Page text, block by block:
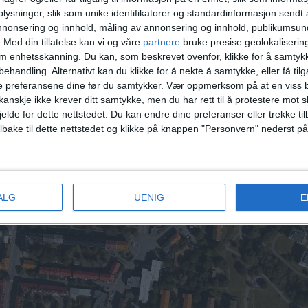
slik som unike identifikatorer og standardinformasjon sendt
og innhold, måling av annonsering og innhold,
Med din tillatelse kan vi og våre partnere bruke presise
enhetsskanning. Du kan, som beskrevet ovenfor, klikke for å
Alternativt kan du klikke for å nekte å samtykke, eller få
preferansene dine før du samtykker. Vær oppmerksom på at en viss
ikke krever ditt samtykke, men du har rett til å protestere mot
for dette nettstedet. Du kan endre dine preferanser eller trekke
til dette nettstedet og klikke på knappen "Personvern" nederst på
UENIG
i nærområdet?Du finner alle de siste salgene i
Brochmanns gate 4B, 14.750.000 kroner 3.
Stavangergata 37, 11.600.000 kroner
denne listen.
offentlige data, og er av allmenn interesse for leserne av VårtOslo.
publiseres derfor uten menneskelig godkjenning, og merkes som